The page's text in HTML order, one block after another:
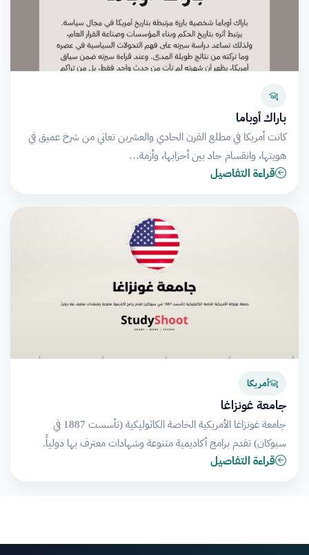
باراك أوباما
كانت أمريكا في مطلع القرن الحادي والعشرين تعاني من شرخ عميق في
هويتها، وانقسام حاد بين أحزابها، وأزمة…
قراءة التفاصيل
أمريكا
جامعة غونزاغا
جامعة غونزاغا الأمريكية الخاصة الكاثوليكية (تأسست 1887 في
سبوكان) تقدم برامج أكاديمية متنوعة وشهادات معترف بها دولياً.
قراءة التفاصيل